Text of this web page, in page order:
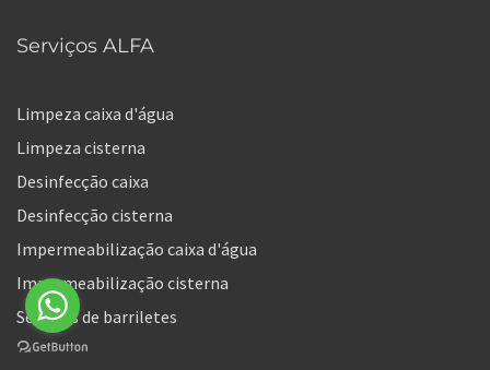
Serviços ALFA
Limpeza caixa d'água
Limpeza cisterna
Desinfecção caixa
Desinfecção cisterna
Impermeabilização caixa d'água
Impermeabilização cisterna
Serviços de barriletes